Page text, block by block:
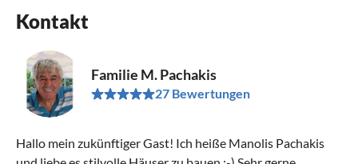
Kontakt
Familie M. Pachakis
27 Bewertungen
Hallo mein zukünftiger Gast! Ich heiße Manolis Pachakis